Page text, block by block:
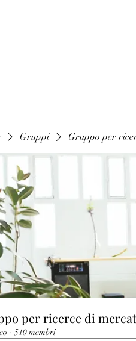
Gruppi Gruppo per
per ricerce di
· 510 membri